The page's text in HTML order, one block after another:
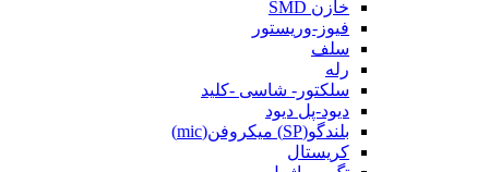
خازن SMD
فیوز-وریستور
سلف
رله
سلکتور- شاسی -کلید
دیود-پل دیود
بلندگو(SP) میکروفن(mic)
کریستال